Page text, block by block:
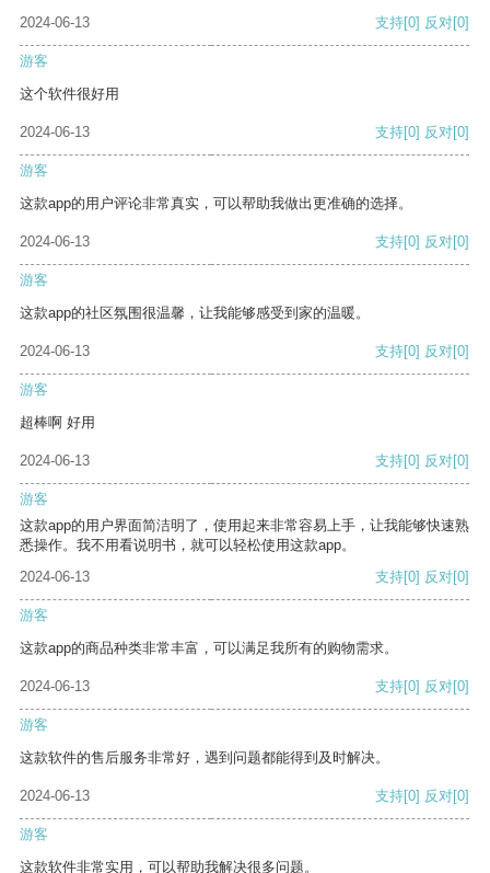
2024-06-13 支持[0] 反对[0]
游客
这个软件很好用
2024-06-13 支持[0] 反对[0]
游客
这款app的用户评论非常真实，可以帮助我做出更准确的选择。
2024-06-13 支持[0] 反对[0]
游客
这款app的社区氛围很温馨，让我能够感受到家的温暖。
2024-06-13 支持[0] 反对[0]
游客
超棒啊 好用
2024-06-13 支持[0] 反对[0]
游客
这款app的用户界面简洁明了，使用起来非常容易上手，让我能够快速熟
悉操作。我不用看说明书，就可以轻松使用这款app。
2024-06-13
支持[0] 反对[0]
游客
这款app的商品种类非常丰富，可以满足我所有的购物需求。
2024-06-13 支持[0] 反对[0]
游客
这款软件的售后服务非常好，遇到问题都能得到及时解决。
2024-06-13 支持[0] 反对[0]
游客
这款软件非常实用，可以帮助我解决很多问题。